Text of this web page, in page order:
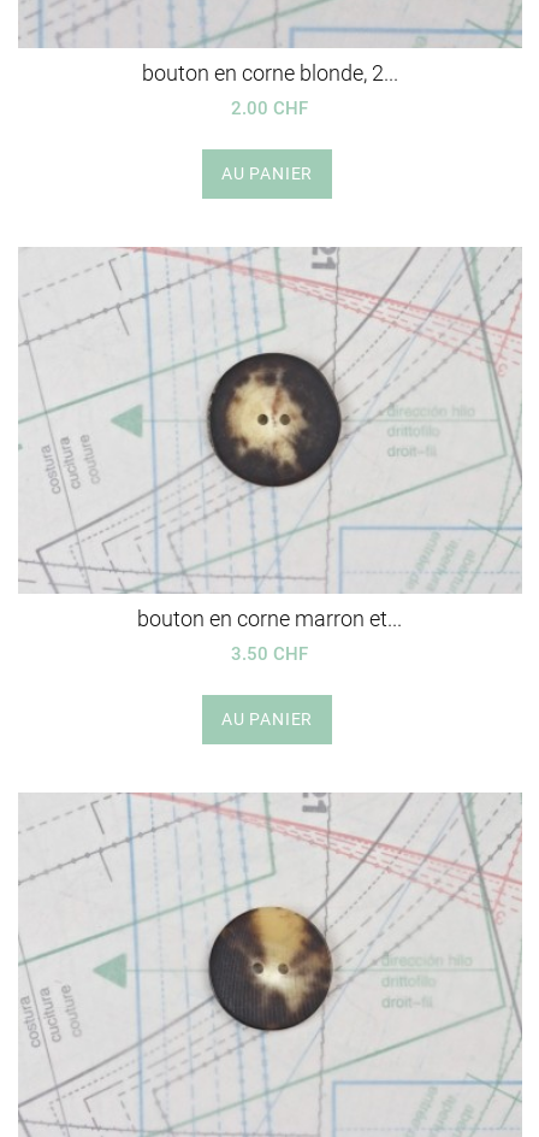
bouton en corne blonde, 2...
2.00 CHF
AU PANIER
bouton en corne marron et...
3.50 CHF
AU PANIER